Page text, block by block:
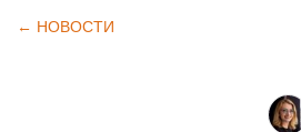
← НОВОСТИ